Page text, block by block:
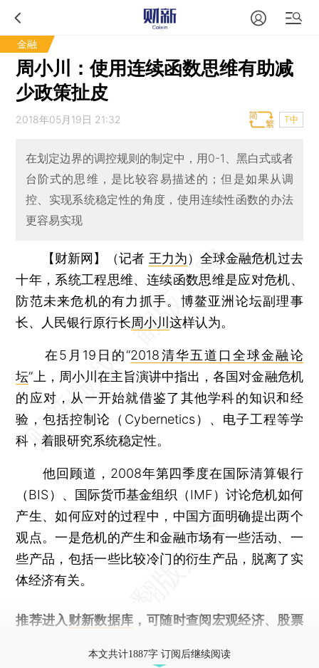
金融
周小川：使用连续函数思维有助减
少政策扯皮
2018年05月19日 21:32 T中
在划定边界的调控规则的制定中，用0-1、黑白式或者
台阶式的思维，是比较容易描述的；但是如果从调
控、实现系统稳定性的角度，使用连续性函数的办法
更容易实现
【财新网】（记者 王力为） 全球金融危机过去
十年，系统工程思维、连续函数思维是应对危机、
防范未来危机的有力抓手。博鳌亚洲论坛副理事
长、人民银行原行长周小川这样认为。
在5月19日的“2018清华五道口全球金融论
坛”上，周小川在主旨演讲中指出，各国对金融危机
的应对，从一开始就借鉴了其他学科的知识和经
验，包括控制论（Cybernetics）、电子工程等学
科，着眼研究系统稳定性。
他回顾道，2008年第四季度在国际清算银行
（BIS）、国际货币基金组织（IMF）讨论危机如何
产生、如何应对的过程中，中国方面明确提出两个
观点。一是危机的产生和金融市场有一些活动、一
些产品，包括一些比较冷门的衍生产品，脱离了实
体经济有关。
推荐进入 财新数据库 ，可随时查阅宏观经济、股票
本文共计1887字 订阅后继续阅读